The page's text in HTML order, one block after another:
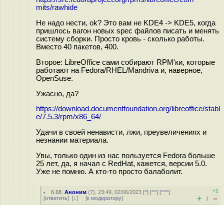
mits/rawhide
Не надо нести, ok? Это вам не KDE4 -> KDE5, когда
пришлось вагон новых spec файлов писать и менять
систему сборки. Просто кровь - сколько работы.
Вместо 40 пакетов, 400.
Второе: LibreOffice сами собирают RPM'ки, которые
работают на Fedora/RHEL/Mandriva и, наверное,
OpenSuse.
Ужасно, да?
https://download.documentfoundation.org/libreoffice/stabl
e/7.5.3/rpm/x86_64/
Удачи в своей ненависти, лжи, преувеличениях и
незнании материала.
Увы, только один из нас пользуется Fedora больше
25 лет, да, я начал с RedHat, кажется, версии 5.0.
Уже не помню. А кто-то просто балаболит.
6.68 ,Аноним (7), 23:49, 02/06/2023 [^] [^^] [^^^]
[ответить] [↓] [к модератору]
+1
+ / –